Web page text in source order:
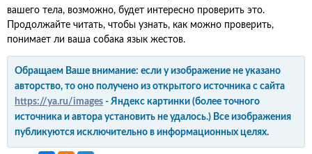
вашего тела, возможно, будет интересно проверить это.
Продолжайте читать, чтобы узнать, как можно проверить,
понимает ли ваша собака язык жестов.
Обращаем Ваше внимание: если у изображение не указано
авторство, то оно получено из открытого источника с сайта
https://ya.ru/images - Яндекс картинки (более точного
источника и автора установить не удалось.) Все изображения
публикуются исключительно в информационных целях.